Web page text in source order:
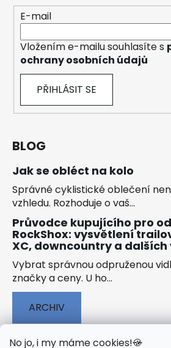
No jo, i my máme cookies!🍪
E-mail
Vložením e-mailu souhlasíte s
ochrany osobních údajů
PŘIHLÁSIT SE
BLOG
Jak se obléct na kolo
Správné cyklistické oblečení
vzhledu. Rozhoduje o vaš...
Průvodce kupujícího pro
RockShox: vysvětlení
XC, downcountry a dalších
Vybrat správnou odpruženou
značky a ceny. U ho...
ARCHIV